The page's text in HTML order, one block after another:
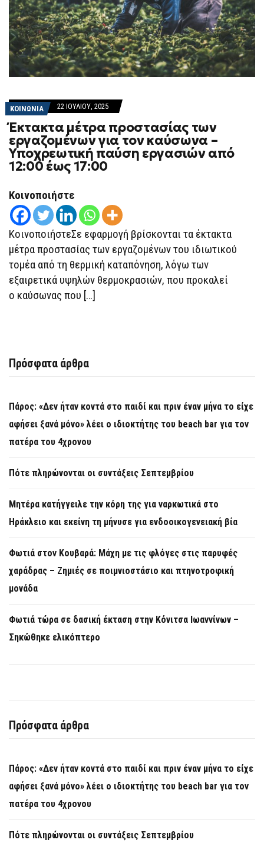
ΚΟΙΝΩΝΙΑ 22 ΙΟΥΛΊΟΥ, 2025
Έκτακτα μέτρα προστασίας των
εργαζομένων για τον καύσωνα –
Υποχρεωτική παύση εργασιών από
12:00 έως 17:00
Κοινοποιήστε
ΚοινοποιήστεΣε εφαρμογή βρίσκονται τα έκτακτα
μέτρα προστασίας των εργαζομένων του ιδιωτικού
τομέα από τη θερμική καταπόνηση, λόγω των
εξαιρετικά υψηλών θερμοκρασιών, που προκαλεί
ο καύσωνας που […]
Πρόσφατα άρθρα
Πάρος: «Δεν ήταν κοντά στο παιδί και πριν έναν μήνα το είχε
αφήσει ξανά μόνο» λέει ο ιδιοκτήτης του beach bar για τον
πατέρα του 4χρονου
Πότε πληρώνονται οι συντάξεις Σεπτεμβρίου
Μητέρα κατήγγειλε την κόρη της για ναρκωτικά στο
Ηράκλειο και εκείνη τη μήνυσε για ενδοοικογενειακή βία
Φωτιά στον Κουβαρά: Μάχη με τις φλόγες στις παρυφές
χαράδρας – Ζημιές σε ποιμνιοστάσιο και πτηνοτροφική
μονάδα
Φωτιά τώρα σε δασική έκταση στην Κόνιτσα Ιωαννίνων –
Σηκώθηκε ελικόπτερο
Πρόσφατα άρθρα
Πάρος: «Δεν ήταν κοντά στο παιδί και πριν έναν μήνα το είχε
αφήσει ξανά μόνο» λέει ο ιδιοκτήτης του beach bar για τον
πατέρα του 4χρονου
Πότε πληρώνονται οι συντάξεις Σεπτεμβρίου